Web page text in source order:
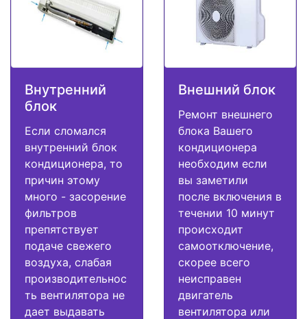
Внутренний
блок
Если сломался
внутренний блок
кондиционера, то
причин этому
много - засорение
фильтров
препятствует
подаче свежего
воздуха, слабая
производительнос
ть вентилятора не
дает выдавать
Внешний блок
Ремонт внешнего
блока Вашего
кондиционера
необходим если
вы заметили
после включения в
течении 10 минут
происходит
самоотключение,
скорее всего
неисправен
двигатель
вентилятора или